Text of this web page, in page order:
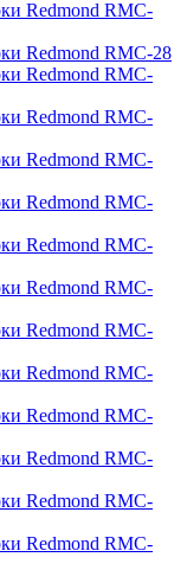
Redmond RMC-
Redmond RMC-28
Redmond RMC-
Redmond RMC-
Redmond RMC-
Redmond RMC-
Redmond RMC-
Redmond RMC-
Redmond RMC-
Redmond RMC-
Redmond RMC-
Redmond RMC-
Redmond RMC-
Redmond RMC-